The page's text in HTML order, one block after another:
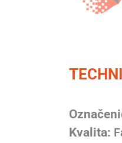
Kvalita: